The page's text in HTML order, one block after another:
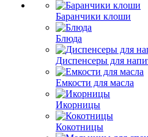
Баранчики клоши
Блюда
Диспенсеры для
Емкости для масла
Икорницы
Кокотницы